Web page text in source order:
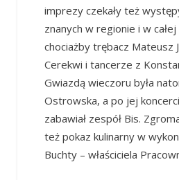
imprezy czekały też
znanych w regionie i w
chociażby trębacz Mateusz
Cerekwi i tancerze z
Gwiazdą wieczoru była
Ostrowska, a po jej
zabawiał zespół Bis.
też pokaz kulinarny w
Buchty – właściciela